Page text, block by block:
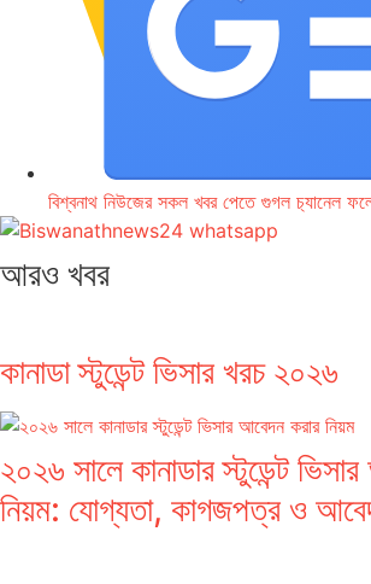
বিশ্বনাথ নিউজের সকল খবর পেতে গুগল চ‌্যানেল
আরও খবর
কানাডা স্টুডেন্ট ভিসার খরচ ২০২৬
২০২৬ সালে কানাডার স্টুডেন্ট
নিয়ম: যোগ্যতা, কাগজপত্র ও